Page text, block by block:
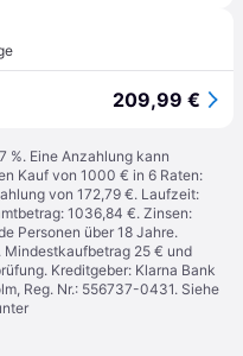
209,99 €
%. Eine Anzahlung kann
Kauf von 1000 € in 6 Raten:
von 172,79 €. Laufzeit:
1036,84 €. Zinsen:
Personen über 18 Jahre.
Mindestkaufbetrag 25 € und
Kreditgeber: Klarna Bank
Reg. Nr.: 556737-0431. Siehe